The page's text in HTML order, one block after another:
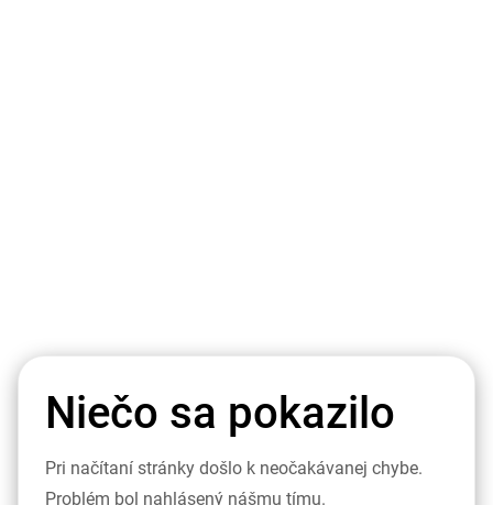
Niečo sa pokazilo
Pri načítaní stránky došlo k neočakávanej chybe.
Problém bol nahlásený nášmu tímu.